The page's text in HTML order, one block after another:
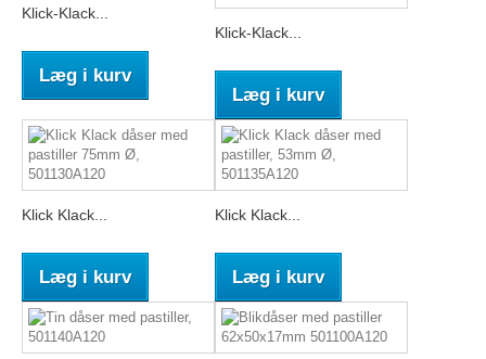
Klick-Klack...
Læg i kurv
Klick-Klack...
Læg i kurv
Klick Klack...
Læg i kurv
Klick Klack...
Læg i kurv